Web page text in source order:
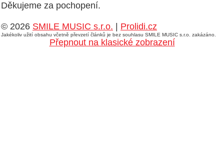
Děkujeme za pochopení.
© 2026 SMILE MUSIC s.r.o. Prolidi.cz
Jakékoliv užití obsahu včetně převzetí článků je bez souhlasu SMILE MUSIC s.r.o. zakázáno.
Přepnout na klasické zobrazení